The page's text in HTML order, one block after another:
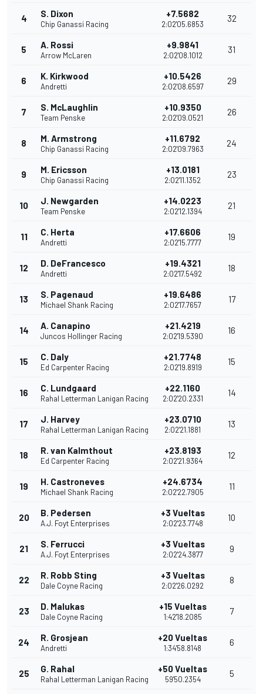
4 S. Dixon
Chip Ganassi Racing
+7.5682
2:02'05.6853
32
5 A. Rossi
Arrow McLaren
+9.9841
2:02'08.1012
31
6 K. Kirkwood
Andretti
+10.5426
2:02'08.6597
29
7 S. McLaughlin
Team Penske
+10.9350
2:02'09.0521
26
8 M. Armstrong
Chip Ganassi Racing
+11.6792
2:02'09.7963
24
9 M. Ericsson
Chip Ganassi Racing
+13.0181
2:02'11.1352
23
10 J. Newgarden
Team Penske
+14.0223
2:02'12.1394
21
11 C. Herta
Andretti
+17.6606
2:02'15.7777
19
12 D. DeFrancesco
Andretti
+19.4321
2:02'17.5492
18
13 S. Pagenaud
Michael Shank Racing
+19.6486
2:02'17.7657
17
14 A. Canapino
Juncos Hollinger Racing
+21.4219
2:02'19.5390
16
15 C. Daly
Ed Carpenter Racing
+21.7748
2:02'19.8919
15
16 C. Lundgaard
Rahal Letterman Lanigan Racing
+22.1160
2:02'20.2331
14
17 J. Harvey
Rahal Letterman Lanigan Racing
+23.0710
2:02'21.1881
13
18 R. van Kalmthout
Ed Carpenter Racing
+23.8193
2:02'21.9364
12
19 H. Castroneves
Michael Shank Racing
+24.6734
2:02'22.7905
11
20 B. Pedersen
A.J. Foyt Enterprises
+3 Vueltas
2:02'23.7748
10
21 S. Ferrucci
A.J. Foyt Enterprises
+3 Vueltas
2:02'24.3877
9
22 R. Robb Sting
Dale Coyne Racing
+3 Vueltas
2:02'26.0292
8
23 D. Malukas
Dale Coyne Racing
+15 Vueltas
1:42'18.2085
7
24 R. Grosjean
Andretti
+20 Vueltas
1:34'58.8148
6
25 G. Rahal
Rahal Letterman Lanigan Racing
+50 Vueltas
59'50.2354
5